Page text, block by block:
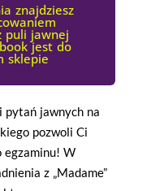
znajdziesz
puli jawnej
jest do
sklepie
pytań jawnych na
pozwoli Ci
egzaminu! W
z „Madame”